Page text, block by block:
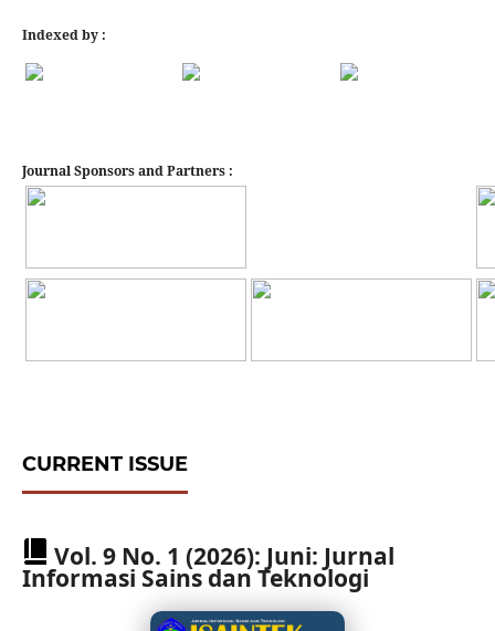
Indexed by :
Journal Sponsors and Partners :
CURRENT ISSUE
Vol. 9 No. 1 (2026): Juni: Jurnal
Informasi Sains dan Teknologi